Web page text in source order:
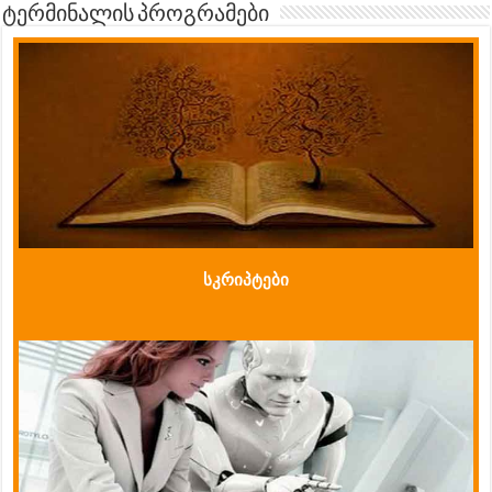
ტერმინალის პროგრამები
სკრიპტები